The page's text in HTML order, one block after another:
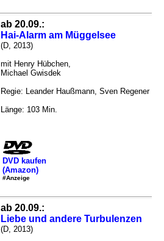
ab 20.09.:
Hai-Alarm am Müggelsee
(D, 2013)
mit Henry Hübchen,
Michael Gwisdek
Regie: Leander Haußmann, Sven Regener
Länge: 103 Min.
DVD kaufen
(Amazon)
#Anzeige
ab 20.09.:
Liebe und andere Turbulenzen
(D, 2013)